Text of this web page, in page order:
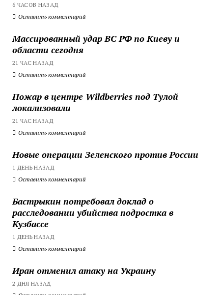
6 ЧАСОВ НАЗАД
Оставить комментарий
Массированный удар ВС РФ по Киеву и
области сегодня
21 ЧАС НАЗАД
Оставить комментарий
Пожар в центре Wildberries под Тулой
локализовали
21 ЧАС НАЗАД
Оставить комментарий
Новые операции Зеленского против России
1 ДЕНЬ НАЗАД
Оставить комментарий
Бастрыкин потребовал доклад о
расследовании убийства подростка в
Кузбассе
1 ДЕНЬ НАЗАД
Оставить комментарий
Иран отменил атаку на Украину
2 ДНЯ НАЗАД